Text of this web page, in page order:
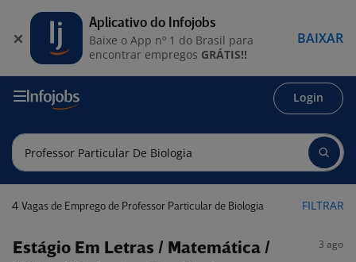
Login
4 Vagas de Emprego de Professor Particular de Biologia FILTRAR
Estágio Em Letras / Matemática /
3 ago
Aplicativo do Infojobs
Baixe o App nº 1 do Brasil para
encontrar empregos GRÁTIS!!
BAIXAR